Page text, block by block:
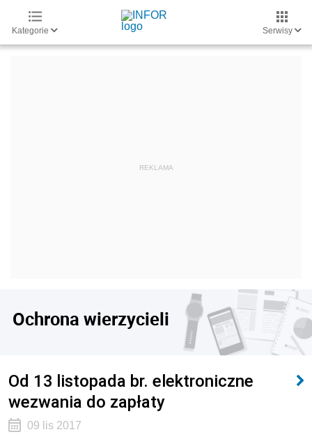
Kategorie Serwisy
Ochrona wierzycieli
Od 13 listopada br. elektroniczne
wezwania do zapłaty
09 lis 2017